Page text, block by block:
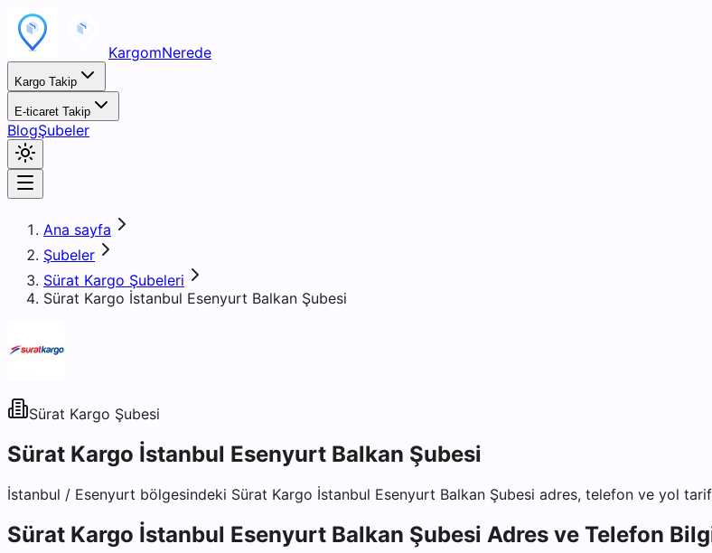
KargomNerede
Kargo Takip
E-ticaret Takip
BlogŞubeler
Ana sayfa
Şubeler
Sürat Kargo Şubeleri
Sürat Kargo İstanbul Esenyurt Balkan Şubesi
Sürat Kargo Şubesi
Sürat Kargo İstanbul Esenyurt Balkan Şubesi
İstanbul / Esenyurt bölgesindeki Sürat Kargo İstanbul Esenyurt Balkan Şubesi adres, telefon ve yol
Sürat Kargo İstanbul Esenyurt Balkan Şubesi Adres ve Telefon